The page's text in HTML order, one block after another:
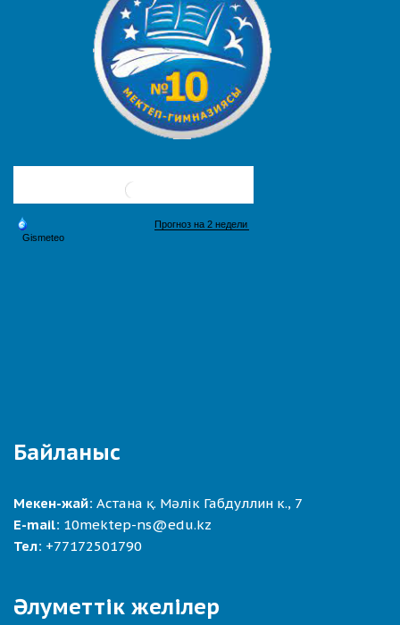
Байланыс
Мекен-жай: Астана қ. Мәлік Габдуллин к., 7
E-mail: 10mektep-ns@edu.kz
Тел: +77172501790
Әлуметтік желілер